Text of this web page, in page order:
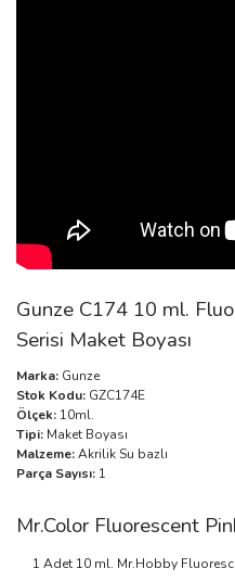
Gunze C174 10 ml.
Serisi Maket Boyası
Marka: Gunze
Stok Kodu: GZC174E
Ölçek: 10ml.
Tipi: Maket Boyası
Malzeme:Akrilik Su bazlı
Parça Sayısı: 1
Mr.Color Fluorescent
1 Adet 10 ml. Mr.Hobby